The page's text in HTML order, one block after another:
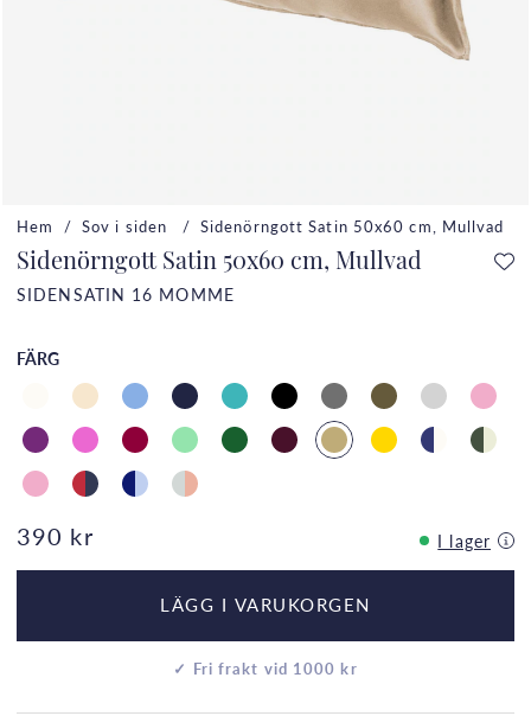
Hem Sov i siden Sidenörngott Satin 50x60 cm, Mullvad
Sidenörngott Satin 50x60 cm, Mullvad
SIDENSATIN 16 MOMME
FÄRG
390 kr I lager
LÄGG I VARUKORGEN
✓ Fri frakt vid 1000 kr